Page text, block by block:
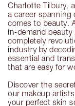
Charlotte Tilbury,
a career spanning
comes to beauty.
in-demand
completely
industry by
essential and
that are easy for
Discover the
our makeup
your perfect skin